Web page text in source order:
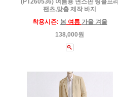
(PT260536) 여름용 면스판 링클프리
팬츠,맞춤 제작 바지
착용시즌: 봄여름 가을 겨울
138,000원